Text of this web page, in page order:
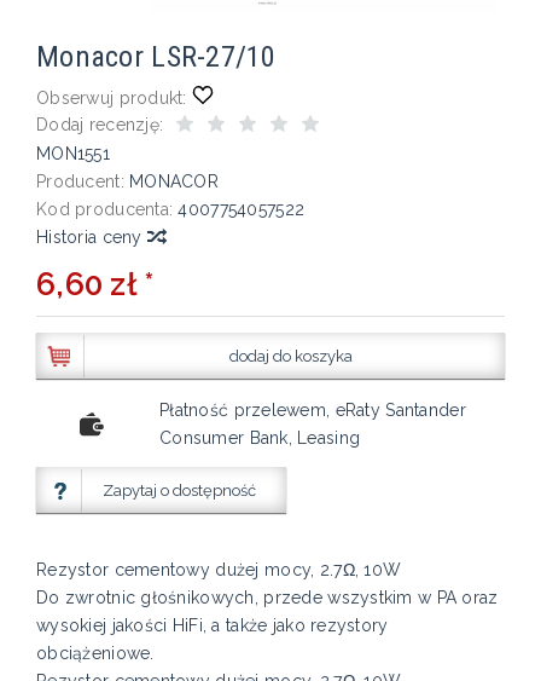
Monacor LSR-27/10
Obserwuj produkt:
Dodaj recenzję:
MON1551
Producent: MONACOR
Kod producenta: 4007754057522
Historia ceny
6,60 zł *
dodaj do koszyka
Płatność przelewem, eRaty Santander
Consumer Bank, Leasing
Zapytaj o dostępność
Rezystor cementowy dużej mocy, 2.7Ω, 10W
Do zwrotnic głośnikowych, przede wszystkim w PA oraz
wysokiej jakości HiFi, a także jako rezystory
obciążeniowe.